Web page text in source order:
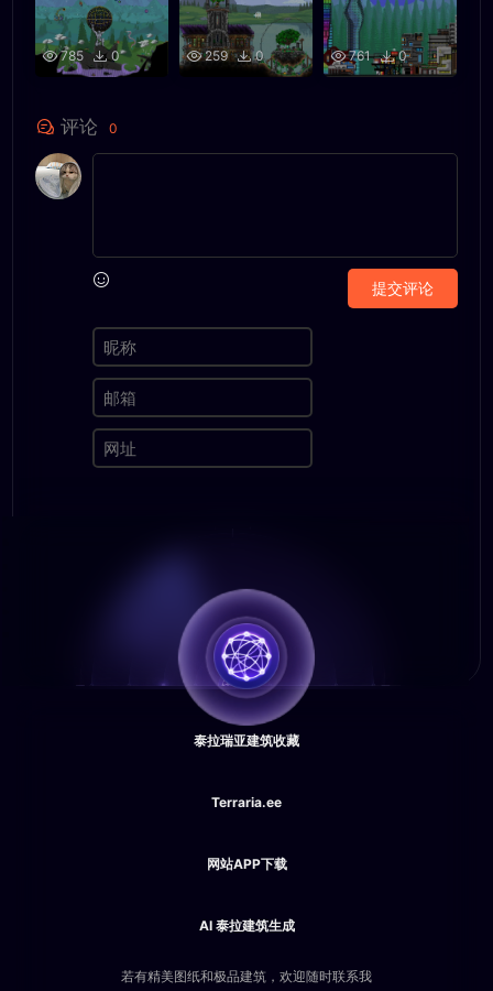
785 0 259 0 761 0
评论 0
提交评论
泰拉瑞亚建筑收藏
Terraria.ee
网站APP下载
AI 泰拉建筑生成
若有精美图纸和极品建筑，欢迎随时联系我